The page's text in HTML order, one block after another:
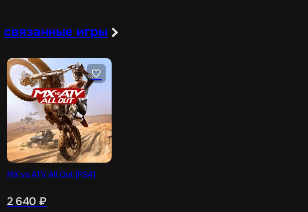
связанные игры
MX vs ATV All Out [PS4]
2 640 ₽